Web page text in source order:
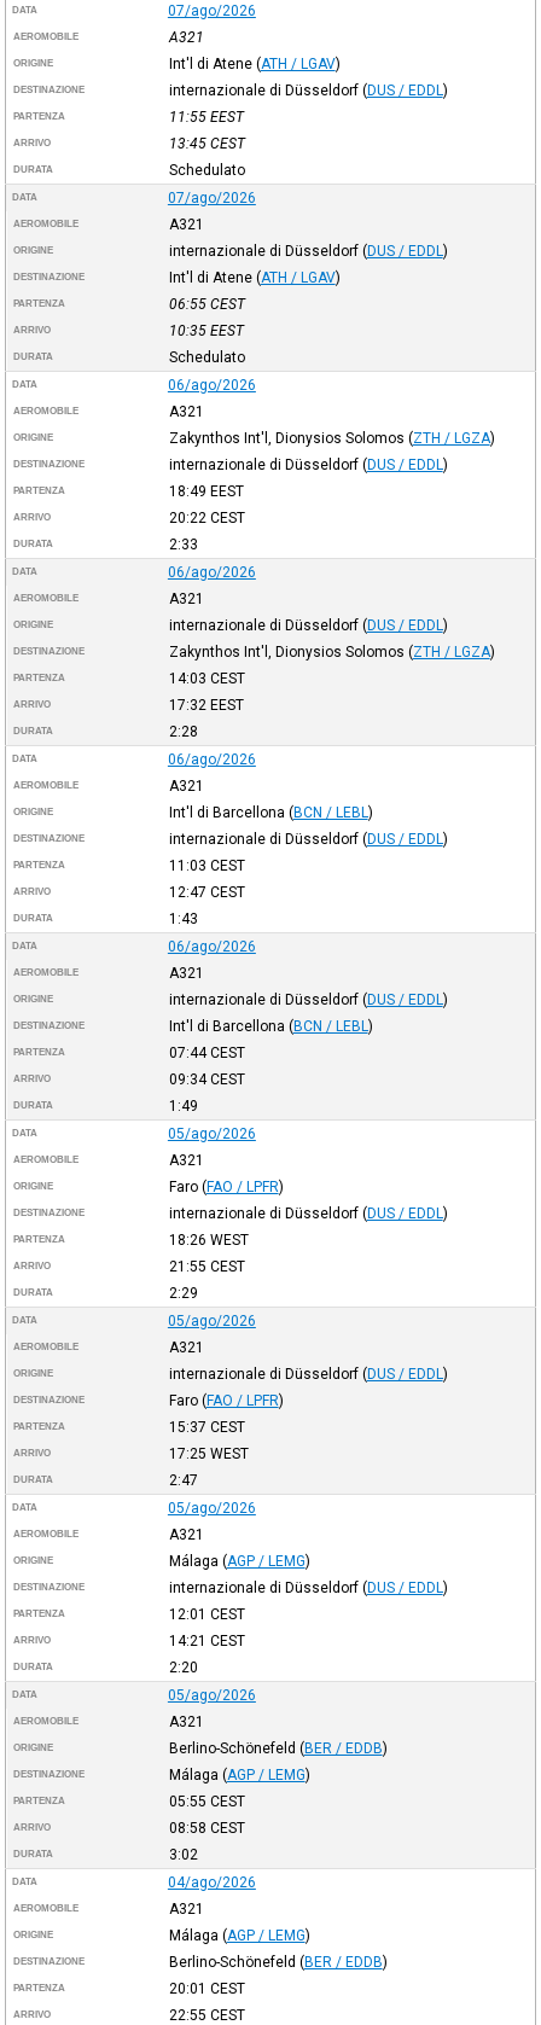
DATA 07/ago/2026
AEROMOBILE A321
ORIGINE Int'l di Atene (ATH / LGAV)
DESTINAZIONE internazionale di Düsseldorf (DUS / EDDL )
PARTENZA 11:55 EEST
ARRIVO 13:45 CEST
DURATA Schedulato
DATA 07/ago/2026
AEROMOBILE A321
ORIGINE internazionale di Düsseldorf (DUS / EDDL )
DESTINAZIONE Int'l di Atene (ATH / LGAV)
PARTENZA 06:55 CEST
ARRIVO 10:35 EEST
DURATA Schedulato
DATA 06/ago/2026
AEROMOBILE A321
ORIGINE Zakynthos Int'l, Dionysios Solomos (ZTH / LGZA)
DESTINAZIONE internazionale di Düsseldorf (DUS / EDDL )
PARTENZA 18:49 EEST
ARRIVO 20:22 CEST
DURATA 2:33
DATA 06/ago/2026
AEROMOBILE A321
ORIGINE internazionale di Düsseldorf (DUS / EDDL )
DESTINAZIONE Zakynthos Int'l, Dionysios Solomos (ZTH / LGZA)
PARTENZA 14:03 CEST
ARRIVO 17:32 EEST
DURATA 2:28
DATA 06/ago/2026
AEROMOBILE A321
ORIGINE Int'l di Barcellona (BCN / LEBL )
DESTINAZIONE internazionale di Düsseldorf (DUS / EDDL )
PARTENZA 11:03 CEST
ARRIVO 12:47 CEST
DURATA 1:43
DATA 06/ago/2026
AEROMOBILE A321
ORIGINE internazionale di Düsseldorf (DUS / EDDL )
DESTINAZIONE Int'l di Barcellona (BCN / LEBL )
PARTENZA 07:44CEST
ARRIVO 09:34CEST
DURATA 1:49
DATA 05/ago/2026
AEROMOBILE A321
ORIGINE Faro (FAO / LPFR)
DESTINAZIONE internazionale di Düsseldorf (DUS / EDDL )
PARTENZA 18:26 WEST
ARRIVO 21:55 CEST
DURATA 2:29
DATA 05/ago/2026
AEROMOBILE A321
ORIGINE internazionale di Düsseldorf (DUS / EDDL )
DESTINAZIONE Faro (FAO / LPFR)
PARTENZA 15:37 CEST
ARRIVO 17:25 WEST
DURATA 2:47
DATA 05/ago/2026
AEROMOBILE A321
ORIGINE Málaga (AGP / LEMG)
DESTINAZIONE internazionale di Düsseldorf (DUS / EDDL )
PARTENZA 12:01 CEST
ARRIVO 14:21 CEST
DURATA 2:20
DATA 05/ago/2026
AEROMOBILE A321
ORIGINE Berlino-Schönefeld (BER / EDDB)
DESTINAZIONE Málaga (AGP / LEMG)
PARTENZA 05:55 CEST
ARRIVO 08:58 CEST
DURATA 3:02
DATA 04/ago/2026
AEROMOBILE A321
ORIGINE Málaga (AGP / LEMG)
DESTINAZIONE Berlino-Schönefeld (BER / EDDB)
PARTENZA 20:01 CEST
ARRIVO 22:55 CEST